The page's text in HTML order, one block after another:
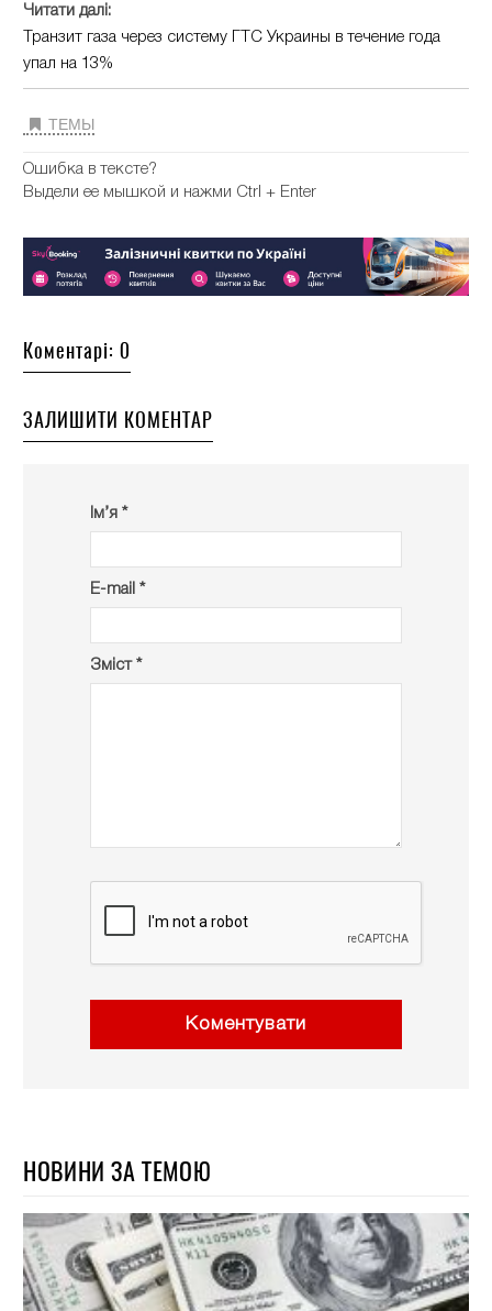
Читати далі:
Транзит газа через систему ГТС Украины в течение года
упал на 13%
ТЕМЫ
Ошибка в тексте?
Выдели ее мышкой и нажми Ctrl + Enter
Коментарі: 0
ЗАЛИШИТИ КОМЕНТАР
Ім’я *
E-mail *
Зміст *
Коментувати
НОВИНИ ЗА ТЕМОЮ